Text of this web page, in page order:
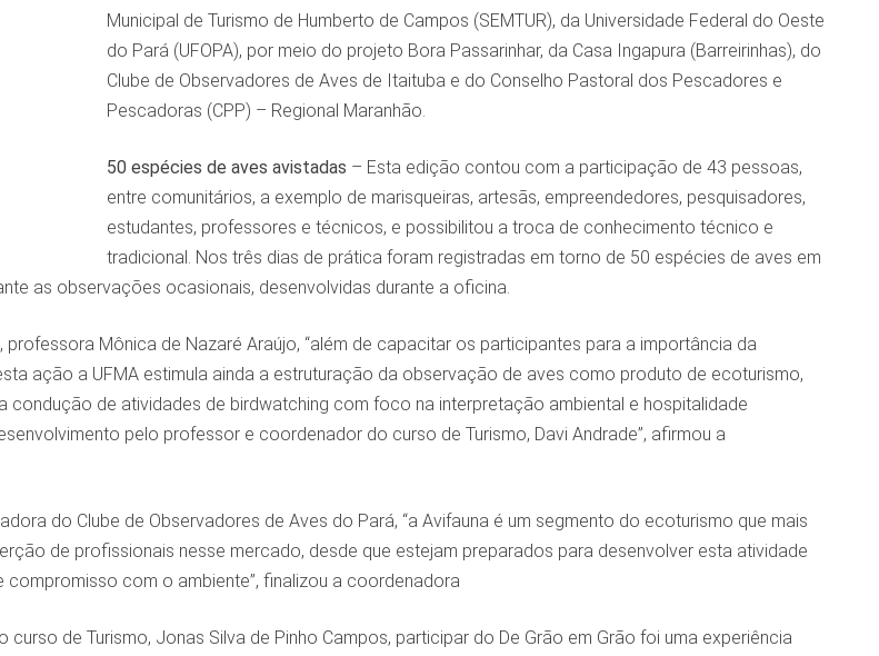
Municipal de Turismo de Humberto de Campos (SEMTUR), da Universidade Federal do Oeste
do Pará (UFOPA), por meio do projeto Bora Passarinhar, da Casa Ingapura (Barreirinhas), do
Clube de Observadores de Aves de Itaituba e do Conselho Pastoral dos Pescadores e
Pescadoras (CPP) – Regional Maranhão.
50 espécies de aves avistadas – Esta edição contou com a participação de 43 pessoas,
entre comunitários, a exemplo de marisqueiras, artesãs, empreendedores, pesquisadores,
estudantes, professores e técnicos, e possibilitou a troca de conhecimento técnico e
tradicional. Nos três dias de prática foram registradas em torno de 50 espécies de aves em
as observações ocasionais, desenvolvidas durante a oficina.
Mônica de Nazaré Araújo, “além de capacitar os participantes para a importância da
ação a UFMA estimula ainda a estruturação da observação de aves como produto de ecoturismo,
condução de atividades de birdwatching com foco na interpretação ambiental e hospitalidade
pelo professor e coordenador do curso de Turismo, Davi Andrade”, afirmou a
do Clube de Observadores de Aves do Pará, “a Avifauna é um segmento do ecoturismo que mais
de profissionais nesse mercado, desde que estejam preparados para desenvolver esta atividade
compromisso com o ambiente”, finalizou a coordenadora
de Turismo, Jonas Silva de Pinho Campos, participar do De Grão em Grão foi uma experiência